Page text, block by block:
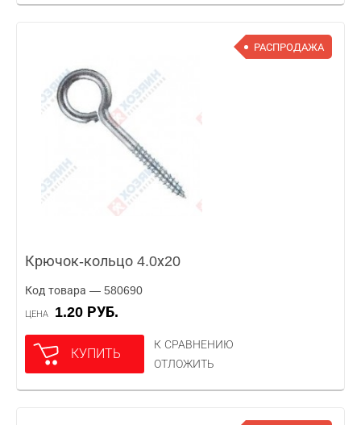
РАСПРОДАЖА
Крючок-кольцо 4.0х20
Код товара — 580690
ЦЕНА 1.20 РУБ.
КУПИТЬ
К СРАВНЕНИЮ
ОТЛОЖИТЬ